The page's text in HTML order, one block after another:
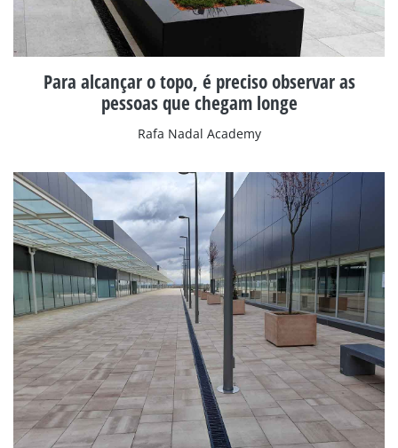
Para alcançar o topo, é preciso observar as
pessoas que chegam longe
Rafa Nadal Academy